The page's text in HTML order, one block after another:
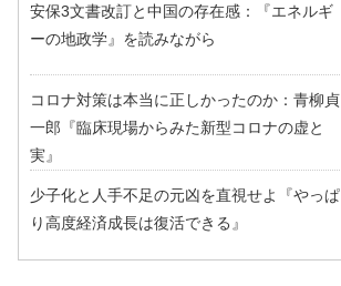
安保3文書改訂と中国の存在感：『エネルギ
ーの地政学』を読みながら
コロナ対策は本当に正しかったのか：青柳貞
一郎『臨床現場からみた新型コロナの虚と
実』
少子化と人手不足の元凶を直視せよ『やっぱ
り高度経済成長は復活できる』